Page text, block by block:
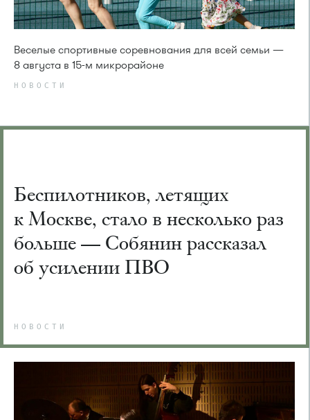
Веселые спортивные соревнования для всей семьи —
8 августа в 15-м микрорайоне
НОВОСТИ
Беспилотников, летящих
к Москве, стало в несколько раз
больше — Собянин рассказал
об усилении ПВО
НОВОСТИ